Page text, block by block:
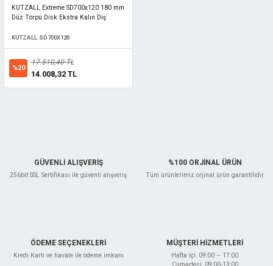
KUTZALL Extreme SD700x120 180 mm
Düz Törpü Disk Ekstra Kalın Diş
KUTZALL.SD700X120
%20
17.510,40 TL
14.008,32 TL
GÜVENLİ ALIŞVERİŞ
256bit SSL Sertifikası ile güvenli alışveriş
%100 ORJİNAL ÜRÜN
Tüm ürünlerimiz orjinal ürün garantilidir
ÖDEME SEÇENEKLERİ
Kredi Kartı ve havale ile ödeme imkanı
MÜŞTERİ HİZMETLERİ
Hafta İçi: 09:00 – 17:00
Cumartesi: 09:00-13:00